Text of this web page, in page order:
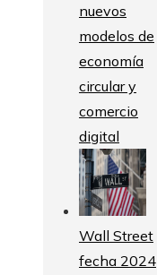
nuevos
modelos de
economía
circular y
comercio
digital
Wall Street
fecha 2024